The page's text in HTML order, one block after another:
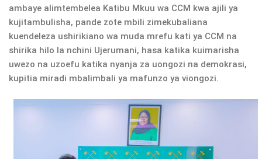
ambaye alimtembelea Katibu Mkuu wa CCM kwa ajili ya
kujitambulisha, pande zote mbili zimekubaliana
kuendeleza ushirikiano wa muda mrefu kati ya CCM na
shirika hilo la nchini Ujerumani, hasa katika kuimarisha
uwezo na uzoefu katika nyanja za uongozi na demokrasi,
kupitia miradi mbalimbali ya mafunzo ya viongozi.